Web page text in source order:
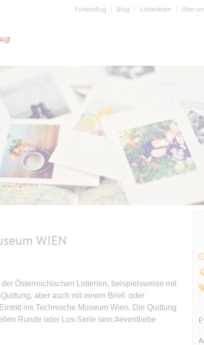
Funkenflug Blog Liebeskram Über
WIEN
Österreichischen Lotterien, beispielsweise mit
aber auch mit einem Brief- oder
ins Technische Museum Wien. Die Quittung
Runde oder Los-Serie sein.#eventliebe